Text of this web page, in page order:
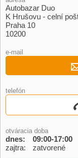
Autobazar Duo
K Hrušovu - celní
Praha 10
10200
e-mail
telefón
otváracia doba
dnes:
09:00-17:00
zajtra:
zatvorené